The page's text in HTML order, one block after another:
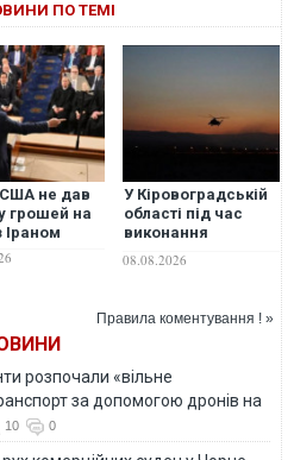
ПО ТЕМІ
не дав
грошей на
Іраном
У Кіровоградській
області під час
виконання
розбився вертоліт
08.08.2026
Правила коментування ! »
розпочали «вільне
за допомогою дронів на
10 0